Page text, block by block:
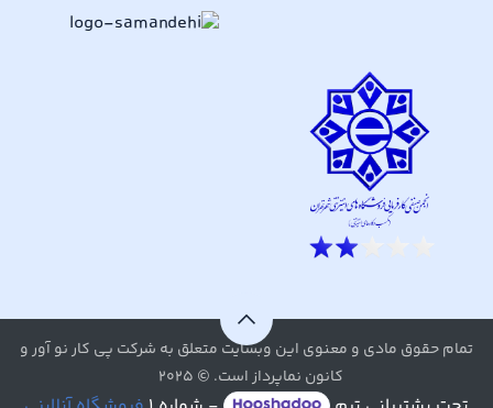
تمام حقوق مادی و معنوی این وبسایت متعلق به شرکت پی کار نو آور و
کانون نماپرداز است. © ۲۰۲۵